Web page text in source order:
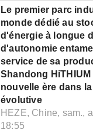
Le premier parc
monde dédié au
d'énergie à longue
d'autonomie
service de sa
Shandong
nouvelle ère dans
évolutive
HEZE, Chine, sam.,
18:55